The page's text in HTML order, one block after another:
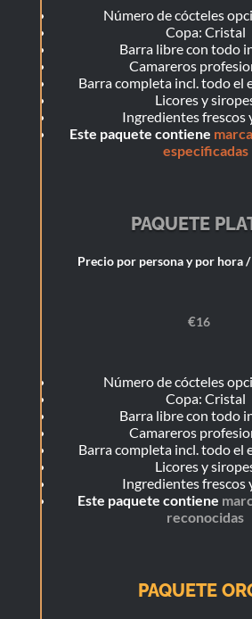
Número de cócteles
Copa: Cristal
Barra libre con todo
Camareros
Barra completa incl. todo el
Licores y
Ingredientes frescos
Este paquete contiene
especificadas
PAQUETE
Precio por persona y por hora
€16
Número de cócteles
Copa: Cristal
Barra libre con todo
Camareros
Barra completa incl. todo el
Licores y
Ingredientes frescos
Este paquete contiene
reconocidas
PAQUETE